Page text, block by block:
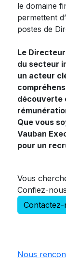
le domaine
permettent
postes de
Le
du secteur
un acteur
découverte
Que vous
Vauban
pour un
Vous
Confiez-
Contactez-
Nous